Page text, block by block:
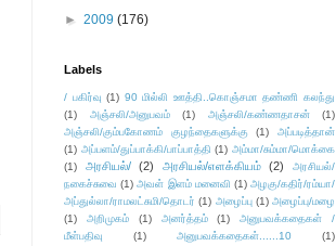
► 2009 (176)
Labels
/ பகிர்வு (1) 90 மில்லி ஊத்தி..கொஞ்சமா தண்ணி கலந்து
(1)
அஞ்சலி/அனுபவம் (1) அஞ்சலி/கண்ணதாசன்
(1)
அஞ்சலி/கும்பகோணம் குழந்தைகளுக்கு
(1)
அப்படித்தான்
(1) அப்பளம்/துப்பாக்கி/பாப்பாத்தி (1) அம்மா/சும்மா/மொக்கை
(1)
அரசியல்/ (2) அரசியல்/எளக்கியம் (2)
அரசியல்/
நகைச்சுவை (1) அவள் இளம் மனைவி (1) அழகு/கதிர்/ரம்யா/
அப்துல்லா/ராமலட்சுமி/தொடர் (1) அழைப்பு (1) அழைப்பு/மழை
(1)
அறிமுகம் (1) அனர்த்தம் (1)
அனுபவக்கதைகள் /
மீள்பதிவு
(1) அனுபவக்கதைகள்......10
(1)